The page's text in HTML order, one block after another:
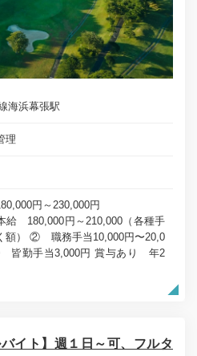
海浜幕張駅
理
円～230,000円
180,000円～210,000（各種手
額） ② 職務手当10,000円〜20,0
勤手当3,000円 賞与あり 年2
イト】週１日～可、フルタ